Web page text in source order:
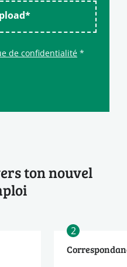
*
de confidentialité *
ton nouvel
2